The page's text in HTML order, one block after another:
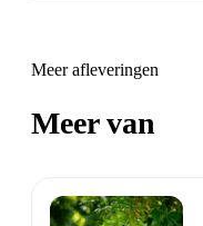
Meer afleveringen
Meer van